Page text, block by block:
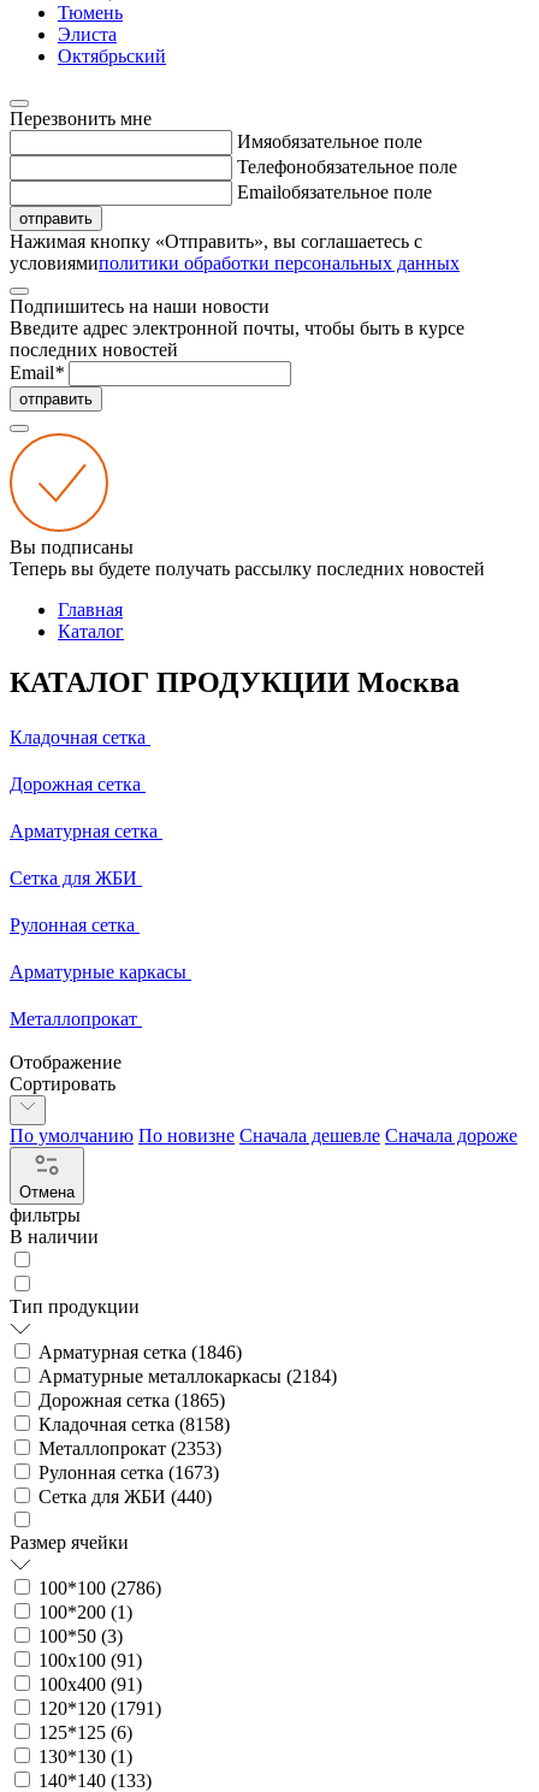
Тюмень
Элиста
Октябрьский
Перезвонить мне
Имяобязательное поле
Телефонобязательное поле
Emailобязательное поле
отправить
Нажимая кнопку «Отправить», вы соглашаетесь с
условиямиполитики обработки персональных данных
Подпишитесь на наши новости
Введите адрес электронной почты, чтобы быть в курсе
последних новостей
Email*
отправить
Вы подписаны
Теперь вы будете получать рассылку последних новостей
Главная
Каталог
КАТАЛОГ ПРОДУКЦИИ Москва
Кладочная сетка
Дорожная сетка
Арматурная сетка
Сетка для ЖБИ
Рулонная сетка
Арматурные каркасы
Металлопрокат
Отображение
Сортировать
По умолчанию По новизне Сначала дешевле Сначала дороже
Отмена
фильтры
В наличии
Тип продукции
Арматурная сетка (1846)
Арматурные металлокаркасы (2184)
Дорожная сетка (1865)
Кладочная сетка (8158)
Металлопрокат (2353)
Рулонная сетка (1673)
Сетка для ЖБИ (440)
Размер ячейки
100*100 (2786)
100*200 (1)
100*50 (3)
100х100 (91)
100х400 (91)
120*120 (1791)
125*125 (6)
130*130 (1)
140*140 (133)